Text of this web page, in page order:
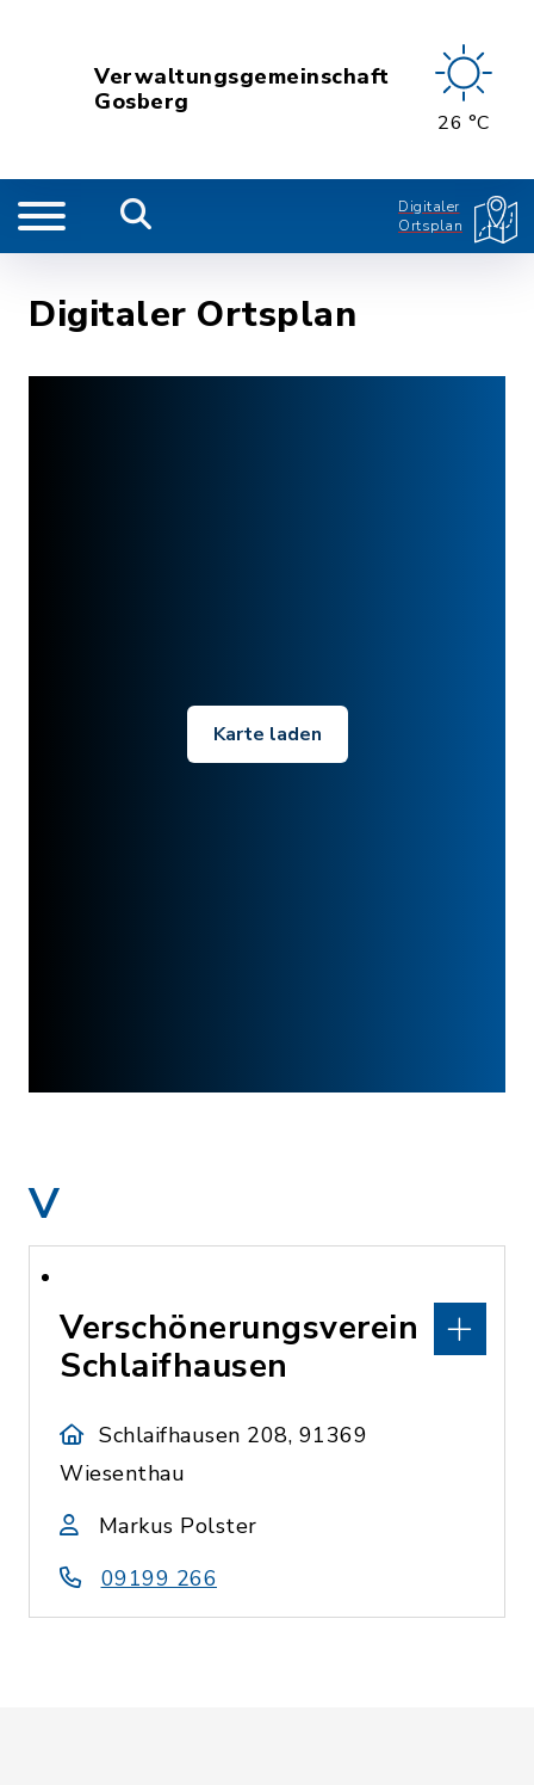
Verwaltungsgemeinschaft
Gosberg
26 °C
Digitaler
Ortsplan
Digitaler Ortsplan
Karte laden
V
Verschönerungsverein
Schlaifhausen
Schlaifhausen 208, 91369
Wiesenthau
Markus Polster
09199 266